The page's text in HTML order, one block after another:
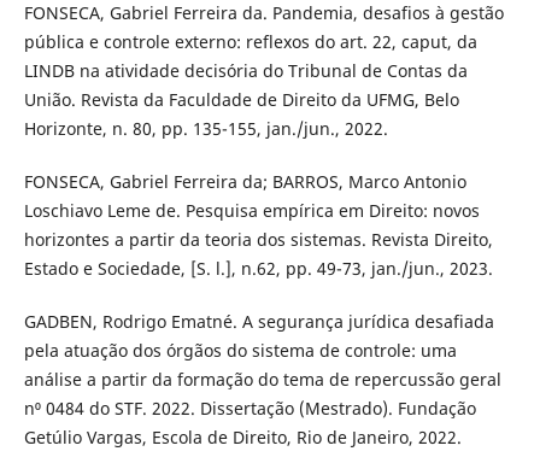
FONSECA, Gabriel Ferreira da. Pandemia, desafios à gestão
pública e controle externo: reflexos do art. 22, caput, da
LINDB na atividade decisória do Tribunal de Contas da
União. Revista da Faculdade de Direito da UFMG, Belo
Horizonte, n. 80, pp. 135-155, jan./jun., 2022.
FONSECA, Gabriel Ferreira da; BARROS, Marco Antonio
Loschiavo Leme de. Pesquisa empírica em Direito: novos
horizontes a partir da teoria dos sistemas. Revista Direito,
Estado e Sociedade, [S. l.], n.62, pp. 49-73, jan./jun., 2023.
GADBEN, Rodrigo Ematné. A segurança jurídica desafiada
pela atuação dos órgãos do sistema de controle: uma
análise a partir da formação do tema de repercussão geral
n⁰ 0484 do STF. 2022. Dissertação (Mestrado). Fundação
Getúlio Vargas, Escola de Direito, Rio de Janeiro, 2022.